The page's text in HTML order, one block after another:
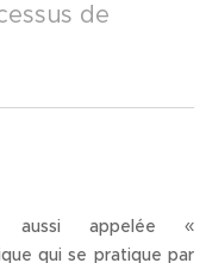
de
aussi appelée «
qui se pratique par